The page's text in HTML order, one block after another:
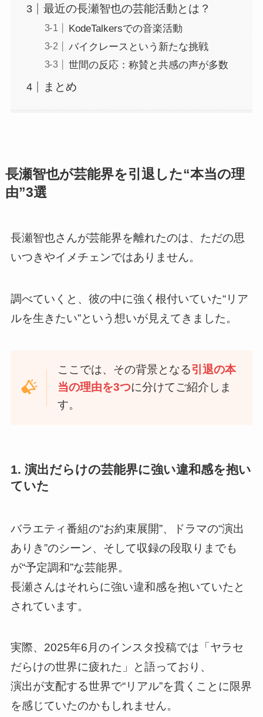
最近の長瀬智也の芸能活動とは？
KodeTalkersでの音楽活動
バイクレースという新たな挑戦
世間の反応：称賛と共感の声が多数
まとめ
長瀬智也が芸能界を引退した“本当の理
由”3選
長瀬智也さんが芸能界を離れたのは、ただの思
いつきやイメチェンではありません。
調べていくと、彼の中に強く根付いていた“リア
ルを生きたい”という想いが見えてきました。
ここでは、その背景となる引退の本
当の理由を3つに分けてご紹介しま
す。
1. 演出だらけの芸能界に強い違和感を抱い
ていた
バラエティ番組の“お約束展開”、ドラマの“演出
ありき”のシーン、そして収録の段取りまでも
が“予定調和”な芸能界。
長瀬さんはそれらに強い違和感を抱いていたと
されています。
実際、2025年6月のインスタ投稿では「ヤラセ
だらけの世界に疲れた」と語っており、
演出が支配する世界で“リアル”を貫くことに限界
を感じていたのかもしれません。